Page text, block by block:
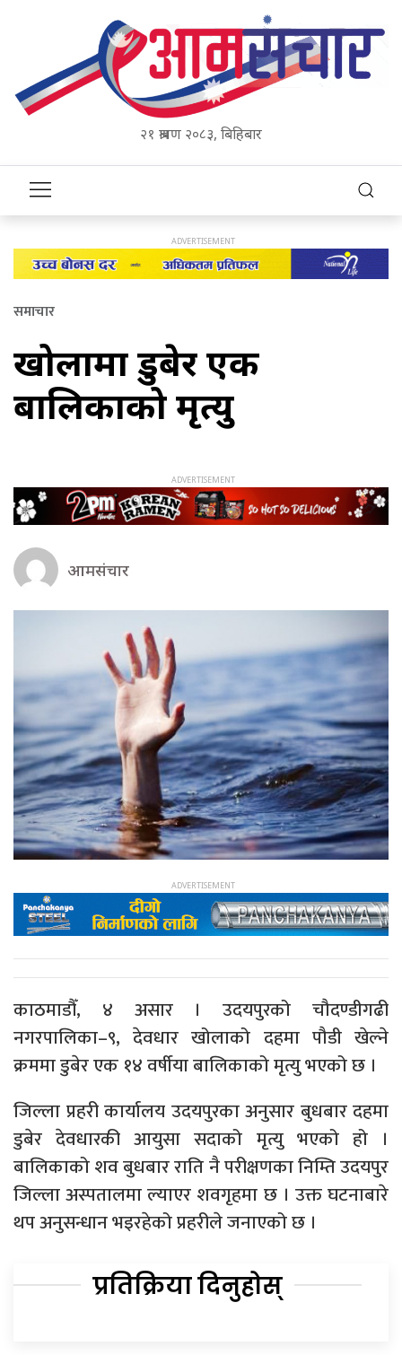
२१ श्रावण २०८३, बिहिबार
समाचार
खोलामा डुबेर एक
बालिकाको मृत्यु
आमसंचार
काठमाडौँ, ४ असार । उदयपुरको चौदण्डीगढी
नगरपालिका–९, देवधार खोलाको दहमा पौडी खेल्ने
क्रममा डुबेर एक १४ वर्षीया बालिकाको मृत्यु भएको छ ।
जिल्ला प्रहरी कार्यालय उदयपुरका अनुसार बुधबार दहमा
डुबेर देवधारकी आयुसा सदाको मृत्यु भएको हो ।
बालिकाको शव बुधबार राति नै परीक्षणका निम्ति उदयपुर
जिल्ला अस्पतालमा ल्याएर शवगृहमा छ । उक्त घटनाबारे
थप अनुसन्धान भइरहेको प्रहरीले जनाएको छ ।
प्रतिक्रिया दिनुहोस्